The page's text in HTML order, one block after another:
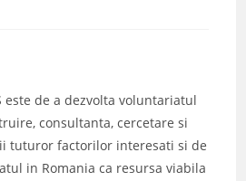
este de a dezvolta voluntariatul
consultanta, cercetare si
tuturor factorilor interesati si de
in Romania ca resursa viabila